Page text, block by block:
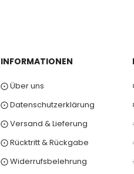
INFORMATIONEN
⨀ Über uns
⨀ Datenschutzerklärung
⨀ Versand & Lieferung
⨀ Rücktritt & Rückgabe
⨀ Widerrufsbelehrung